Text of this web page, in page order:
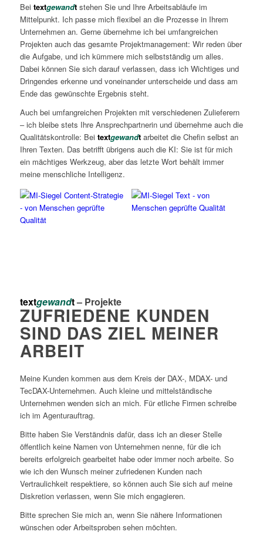
Bei textgewandtstehen Sie und Ihre Arbeitsabläufe im
Mittelpunkt. Ich passe mich flexibel an die Prozesse in Ihrem
Unternehmen an. Gerne übernehme ich bei umfangreichen
Projekten auch das gesamte Projektmanagement: Wir reden über
die Aufgabe, und ich kümmere mich selbstständig um alles.
Dabei können Sie sich darauf verlassen, dass ich Wichtiges und
Dringendes erkenne und voneinander unterscheide und dass am
Ende das gewünschte Ergebnis steht.
Auch bei umfangreichen Projekten mit verschiedenen Zulieferern
– ich bleibe stets Ihre Ansprechpartnerin und übernehme auch die
Qualitätskontrolle: Bei textgewandtarbeitet die Chefin selbst an
Ihren Texten. Das betrifft übrigens auch die KI: Sie ist für mich
ein mächtiges Werkzeug, aber das letzte Wort behält immer
meine menschliche Intelligenz.
textgewandt– Projekte
ZUFRIEDENE KUNDEN
SIND DAS ZIEL MEINER
ARBEIT
Meine Kunden kommen aus dem Kreis der DAX-, MDAX- und
TecDAX-Unternehmen. Auch kleine und mittelständische
Unternehmen wenden sich an mich. Für etliche Firmen schreibe
ich im Agenturauftrag.
Bitte haben Sie Verständnis dafür, dass ich an dieser Stelle
öffentlich keine Namen von Unternehmen nenne, für die ich
bereits erfolgreich gearbeitet habe oder immer noch arbeite. So
wie ich den Wunsch meiner zufriedenen Kunden nach
Vertraulichkeit respektiere, so können auch Sie sich auf meine
Diskretion verlassen, wenn Sie mich engagieren.
Bitte sprechen Sie mich an, wenn Sie nähere Informationen
wünschen oder Arbeitsproben sehen möchten.